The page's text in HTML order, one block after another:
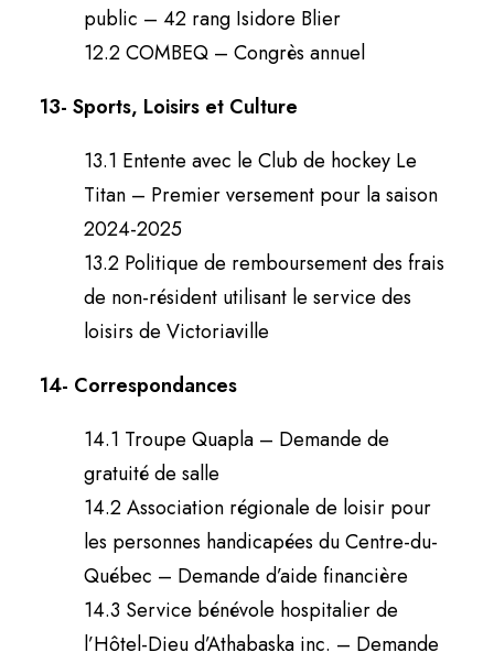
public – 42 rang Isidore Blier
12.2 COMBEQ – Congrès annuel
13- Sports, Loisirs et Culture
13.1 Entente avec le Club de hockey Le
Titan – Premier versement pour la saison
2024-2025
13.2 Politique de remboursement des frais
de non-résident utilisant le service des
loisirs de Victoriaville
14- Correspondances
14.1 Troupe Quapla – Demande de
gratuité de salle
14.2 Association régionale de loisir pour
les personnes handicapées du Centre-du-
Québec – Demande d’aide financière
14.3 Service bénévole hospitalier de
l’Hôtel-Dieu d’Athabaska inc. – Demande